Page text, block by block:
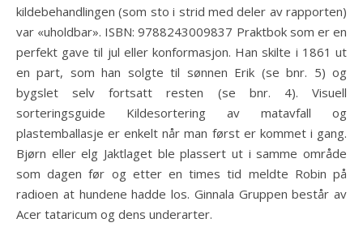
kildebehandlingen (som sto i strid med deler av rapporten)
var «uholdbar». ISBN: 9788243009837 Praktbok som er en
perfekt gave til jul eller konformasjon. Han skilte i 1861 ut
en part, som han solgte til sønnen Erik (se bnr. 5) og
bygslet selv fortsatt resten (se bnr. 4). Visuell
sorteringsguide Kildesortering av matavfall og
plastemballasje er enkelt når man først er kommet i gang.
Bjørn eller elg Jaktlaget ble plassert ut i samme område
som dagen før og etter en times tid meldte Robin på
radioen at hundene hadde los. ​Ginnala ​Gruppen består av
Acer tataricum og dens underarter.